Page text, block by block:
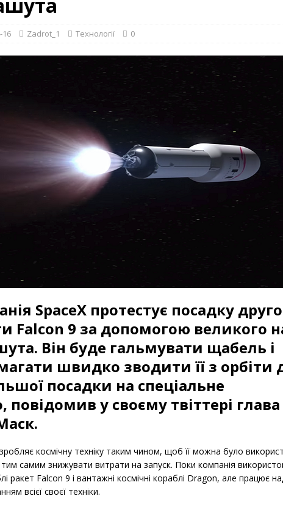
16 Zadrot_1 Технології 0
SpaceX протестує посадку
Falcon 9 за допомогою великого
Він буде гальмувати щабель і
швидко зводити її з орбіти
посадки на спеціальне
повідомив у своєму твіттері
космічну техніку таким чином, щоб її можна було
тим самим знижувати витрати на запуск. Поки компанія
ракет Falcon 9 і вантажні космічні кораблі Dragon, але працює
всієї своєї техніки.